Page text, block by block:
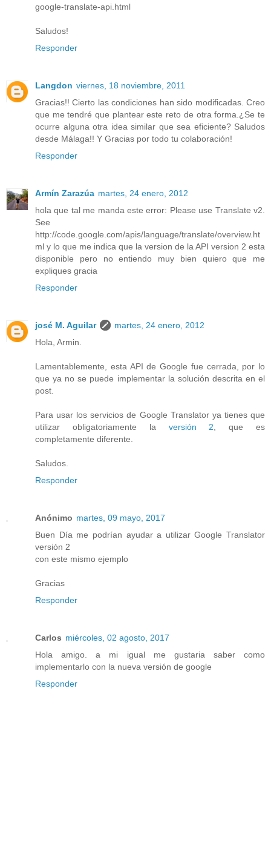
google-translate-api.html
Saludos!
Responder
Langdon viernes, 18 noviembre, 2011
Gracias!! Cierto las condiciones han sido modificadas. Creo
que me tendré que plantear este reto de otra forma.¿Se te
ocurre alguna otra idea similar que sea eficiente? Saludos
desde Málaga!! Y Gracias por todo tu colaboración!
Responder
Armín Zarazúa martes, 24 enero, 2012
hola que tal me manda este error: Please use Translate v2.
See
http://code.google.com/apis/language/translate/overview.ht
ml y lo que me indica que la version de la API version 2 esta
disponible pero no entiendo muy bien quiero que me
expliques gracia
Responder
josé M. Aguilar
martes, 24 enero, 2012
Hola, Armin.
Lamentablemente, esta API de Google fue cerrada, por lo
que ya no se puede implementar la solución descrita en el
post.
Para usar los servicios de Google Translator ya tienes que
utilizar obligatoriamente la versión 2 , que es
completamente diferente.
Saludos.
Responder
Anónimo martes, 09 mayo, 2017
Buen Día me podrían ayudar a utilizar Google Translator
versión 2
con este mismo ejemplo
Gracias
Responder
Carlos miércoles, 02 agosto, 2017
Hola amigo. a mi igual me gustaria saber como
implementarlo con la nueva versión de google
Responder